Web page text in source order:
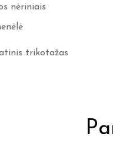
nėriniais
trikotažas